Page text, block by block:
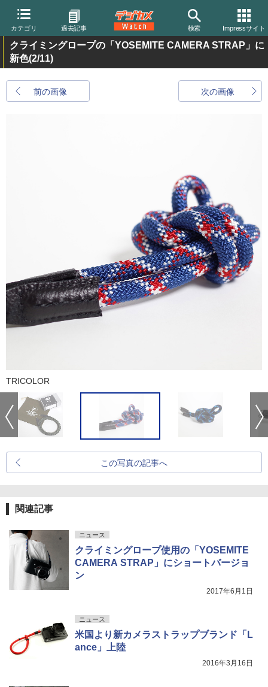
カテゴリ 過去記事 検索 Impressサイト
クライミングロープの「YOSEMITE CAMERA STRAP」に
新色(2/11)
前の画像 次の画像
TRICOLOR
この写真の記事へ
関連記事
ニュース
クライミングロープ使用の「YOSEMITE
CAMERA STRAP」にショートバージョ
ン
2017年6月1日
ニュース
米国より新カメラストラップブランド「L
ance」上陸
2016年3月16日